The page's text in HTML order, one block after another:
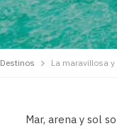
Destinos La maravillosa
Mar, arena y sol